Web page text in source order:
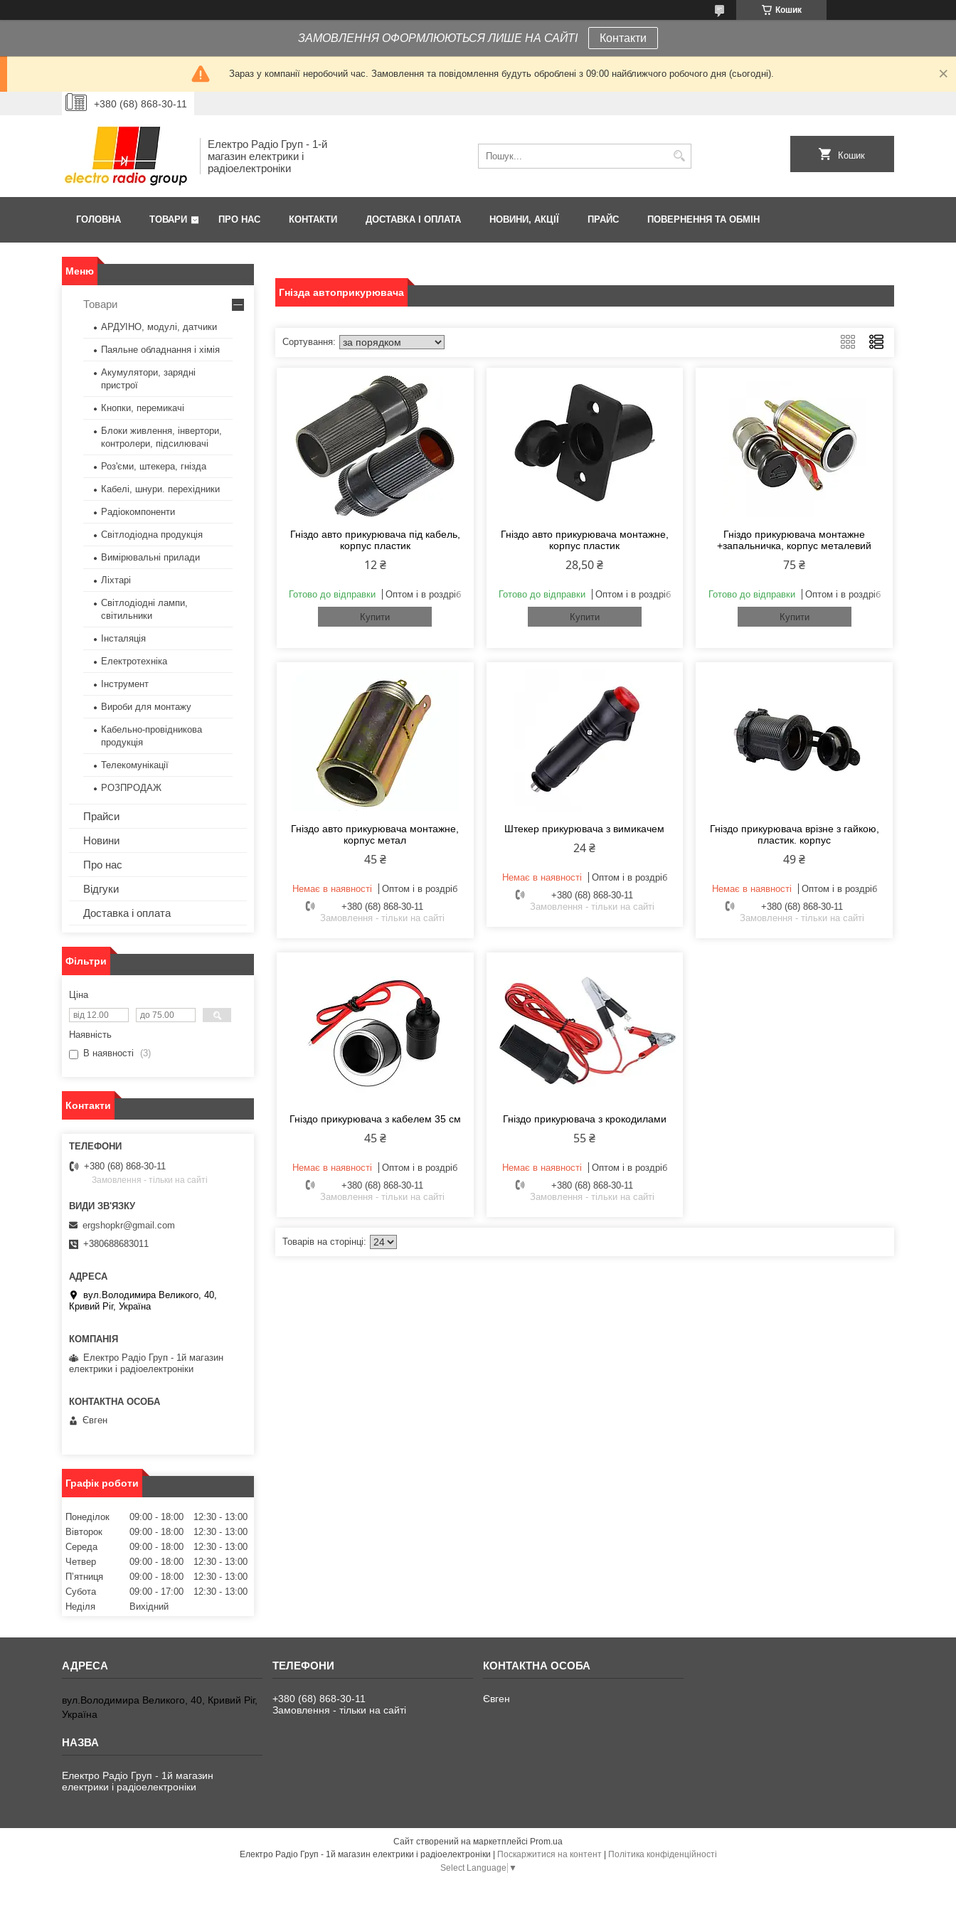
Кошик
ЗАМОВЛЕННЯ ОФОРМЛЮЮТЬСЯ ЛИШЕ НА САЙТІ Контакти
Зараз у компанії неробочий час. Замовлення та повідомлення будуть оброблені з 09:00 найближчого робочого дня (сьогодні).
+380 (68) 868-30-11
Електро Радіо Груп - 1-й
магазин електрики і
радіоелектроніки
Кошик
ГОЛОВНА ТОВАРИ ПРО НАС КОНТАКТИ ДОСТАВКА І ОПЛАТА НОВИНИ, АКЦІЇ ПРАЙС ПОВЕРНЕННЯ ТА ОБМІН
Гнізда автоприкурювача
Гніздо авто прикурювача під кабель,
корпус пластик
12 ₴
Готово до відправки Оптом і в роздріб
Купити
Гніздо авто прикурювача монтажне,
корпус пластик
28,50 ₴
Готово до відправки Оптом і в роздріб
Купити
Гніздо прикурювача монтажне
+запальничка, корпус металевий
75 ₴
Готово до відправки Оптом і в роздріб
Купити
Гніздо авто прикурювача монтажне,
корпус метал
45 ₴
Немає в наявності
Оптом і в роздріб
+380 (68) 868-30-11
Замовлення - тільки на сайті
Штекер прикурювача з вимикачем
24 ₴
Немає в наявності
Оптом і в роздріб
+380 (68) 868-30-11
Замовлення - тільки на сайті
Гніздо прикурювача врізне з гайкою,
пластик. корпус
49 ₴
Немає в наявності
Оптом і в роздріб
+380 (68) 868-30-11
Замовлення - тільки на сайті
Гніздо прикурювача з кабелем 35 см
45 ₴
Немає в наявності
Оптом і в роздріб
+380 (68) 868-30-11
Замовлення - тільки на сайті
Гніздо прикурювача з крокодилами
55 ₴
Немає в наявності
Оптом і в роздріб
+380 (68) 868-30-11
Замовлення - тільки на сайті
Товари
АРДУІНО, модулі, датчики
Паяльне обладнання і хімія
Акумулятори, зарядні
пристрої
Кнопки, перемикачі
Блоки живлення, інвертори,
контролери, підсилювачі
Роз'єми, штекера, гнізда
Кабелі, шнури. перехідники
Радіокомпоненти
Світлодіодна продукція
Вимірювальні прилади
Ліхтарі
Світлодіодні лампи,
світильники
Інсталяція
Електротехніка
Інструмент
Вироби для монтажу
Кабельно-провідникова
продукція
Телекомунікації
РОЗПРОДАЖ
Прайси
Новини
Про нас
Відгуки
Доставка і оплата
Фільтри
Ціна
Наявність
В наявності
3
Контакти
+380 (68) 868-30-11
Замовлення - тільки на сайті
ergshopkr@gmail.com
+380688683011
вул.Володимира Великого, 40,
Кривий Ріг, Україна
Електро Радіо Груп - 1й магазин
електрики і радіоелектроніки
Євген
Графік роботи
Понеділок 09:00 18:00 12:30
13:00
Вівторок
09:00 18:00 12:30
13:00
Середа
09:00 18:00 12:30
13:00
Четвер
09:00 18:00 12:30
13:00
Пʼятниця
09:00 18:00 12:30
13:00
Субота
09:00 17:00 12:30
13:00
Неділя
Вихідний
вул.Володимира Великого, 40, Кривий Ріг,
Україна
Електро Радіо Груп - 1й магазин
електрики і радіоелектроніки
+380 (68) 868-30-11
Замовлення - тільки на сайті
Євген
Сайт створений на маркетплейсі Prom.ua
Поскаржитися на контент
Політика конфіденційності
Select Language ▼